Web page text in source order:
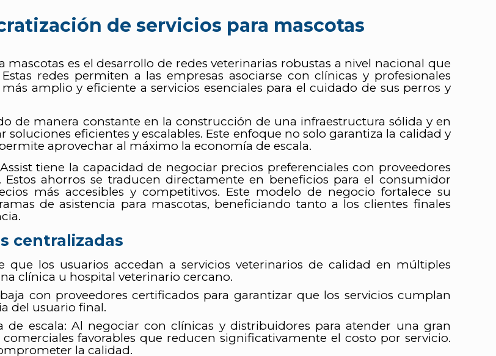
de servicios para mascotas
es el desarrollo de redes veterinarias robustas a nivel nacional que
redes permiten a las empresas asociarse con clínicas y profesionales
amplio y eficiente a servicios esenciales para el cuidado de sus perros y
de manera constante en la construcción de una infraestructura sólida y en
eficientes y escalables. Este enfoque no solo garantiza la calidad y
aprovechar al máximo la economía de escala.
tiene la capacidad de negociar precios preferenciales con proveedores
Estos ahorros se traducen directamente en beneficios para el consumidor
más accesibles y competitivos. Este modelo de negocio fortalece su
de asistencia para mascotas, beneficiando tanto a los clientes finales
centralizadas
los usuarios accedan a servicios veterinarios de calidad en múltiples
clínica u hospital veterinario cercano.
con proveedores certificados para garantizar que los servicios cumplan
del usuario final.
escala: Al negociar con clínicas y distribuidores para atender una gran
favorables que reducen significativamente el costo por servicio.
la calidad.